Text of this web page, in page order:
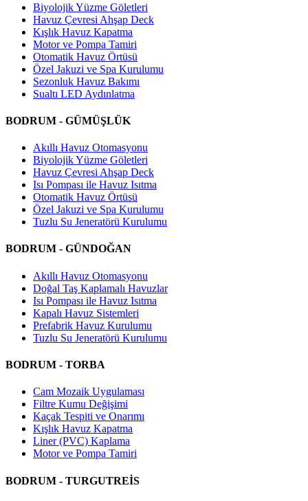
Biyolojik Yüzme Göletleri
Havuz Çevresi Ahşap Deck
Kışlık Havuz Kapatma
Motor ve Pompa Tamiri
Otomatik Havuz Örtüsü
Özel Jakuzi ve Spa Kurulumu
Sezonluk Havuz Bakımı
Sualtı LED Aydınlatma
BODRUM - GÜMÜŞLÜK
Akıllı Havuz Otomasyonu
Biyolojik Yüzme Göletleri
Havuz Çevresi Ahşap Deck
Isı Pompası ile Havuz Isıtma
Otomatik Havuz Örtüsü
Özel Jakuzi ve Spa Kurulumu
Tuzlu Su Jeneratörü Kurulumu
BODRUM - GÜNDOĞAN
Akıllı Havuz Otomasyonu
Doğal Taş Kaplamalı Havuzlar
Isı Pompası ile Havuz Isıtma
Kapalı Havuz Sistemleri
Prefabrik Havuz Kurulumu
Tuzlu Su Jeneratörü Kurulumu
BODRUM - TORBA
Cam Mozaik Uygulaması
Filtre Kumu Değişimi
Kaçak Tespiti ve Onarımı
Kışlık Havuz Kapatma
Liner (PVC) Kaplama
Motor ve Pompa Tamiri
BODRUM - TURGUTREİS